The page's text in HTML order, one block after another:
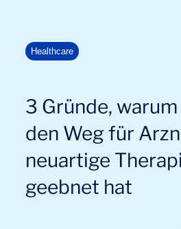
Healthcare
3 Gründe,
den Weg für
neuartige
geebnet hat